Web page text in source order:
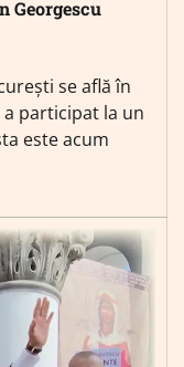
Georgescu
se află în
participat la un
este acum